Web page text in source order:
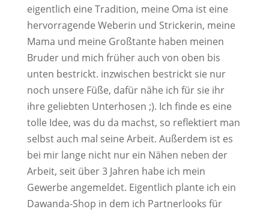
eigentlich eine Tradition, meine Oma ist eine
hervorragende Weberin und Strickerin, meine
Mama und meine Großtante haben meinen
Bruder und mich früher auch von oben bis
unten bestrickt. inzwischen bestrickt sie nur
noch unsere Füße, dafür nähe ich für sie ihr
ihre geliebten Unterhosen ;). Ich finde es eine
tolle Idee, was du da machst, so reflektiert man
selbst auch mal seine Arbeit. Außerdem ist es
bei mir lange nicht nur ein Nähen neben der
Arbeit, seit über 3 Jahren habe ich mein
Gewerbe angemeldet. Eigentlich plante ich ein
Dawanda-Shop in dem ich Partnerlooks für